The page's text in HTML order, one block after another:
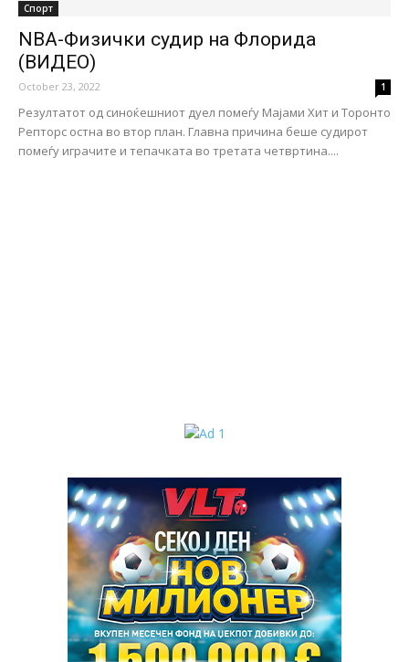
Спорт
NBA-Физички судир на Флорида
(ВИДЕО)
October 23, 2022 1
Резултатот од синоќешниот дуел помеѓу Мајами Хит и Торонто
Репторс остна во втор план. Главна причина беше судирот
помеѓу играчите и тепачката во третата четвртина....